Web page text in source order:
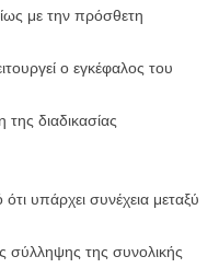
με την πρόσθετη
ο εγκέφαλος του
διαδικασίας
υπάρχει συνέχεια μεταξύ
σύλληψης της συνολικής